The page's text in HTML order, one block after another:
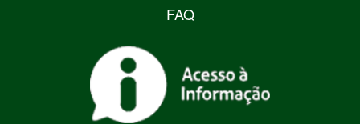
FAQ